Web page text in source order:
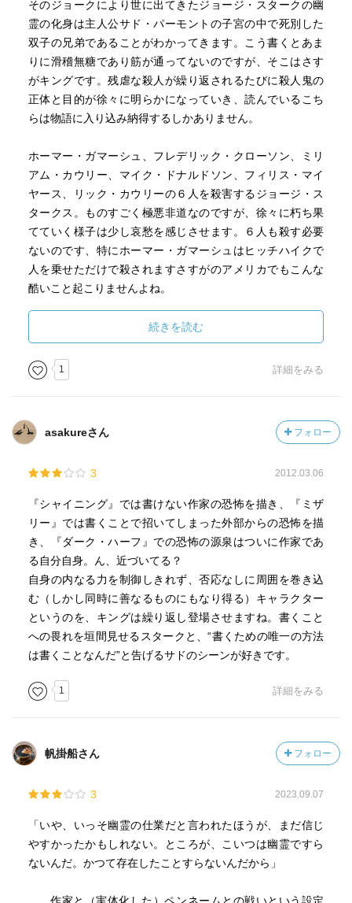
そのジョークにより世に出てきたジョージ・スタークの幽
霊の化身は主人公サド・パーモントの子宮の中で死別した
双子の兄弟であることがわかってきます。こう書くとあま
りに滑稽無糖であり筋が通ってないのですが、そこはさす
がキングです。残虐な殺人が繰り返されるたびに殺人鬼の
正体と目的が徐々に明らかになっていき、読んでいるこち
らは物語に入り込み納得するしかありません。
ホーマー・ガマーシュ、フレデリック・クローソン、ミリ
アム・カウリー、マイク・ドナルドソン、フィリス・マイ
ヤース、リック・カウリーの６人を殺害するジョージ・ス
タークス。ものすごく極悪非道なのですが、徐々に朽ち果
てていく様子は少し哀愁を感じさせます。６人も殺す必要
ないのです、特にホーマー・ガマーシュはヒッチハイクで
人を乗せただけで殺されますさすがのアメリカでもこんな
酷いこと起こりませんよね。
最後にキングの小説に何度か目の登場となるアラン・パン
クボーン保安官ですが、今回も誰一人として助けることは
できませんでした。でも仕方がないですよね、だって話が
メチャクチャだから。
続きを読む
1 詳細をみる
asakureさん フォロー
3 2012.03.06
『シャイニング』では書けない作家の恐怖を描き、『ミザ
リー』では書くことで招いてしまった外部からの恐怖を描
き、『ダーク・ハーフ』での恐怖の源泉はついに作家であ
る自分自身。ん、近づいてる？
自身の内なる力を制御しきれず、否応なしに周囲を巻き込
む（しかし同時に善なるものにもなり得る）キャラクター
というのを、キングは繰り返し登場させますね。書くこと
への畏れを垣間見せるスタークと、“書くための唯一の方法
は書くことなんだ”と告げるサドのシーンが好きです。
1 詳細をみる
帆掛船さん フォロー
3 2023.09.07
「いや、いっそ幽霊の仕業だと言われたほうが、まだ信じ
やすかったかもしれない。ところが、こいつは幽霊ですら
ないんだ。かつて存在したことすらないんだから」